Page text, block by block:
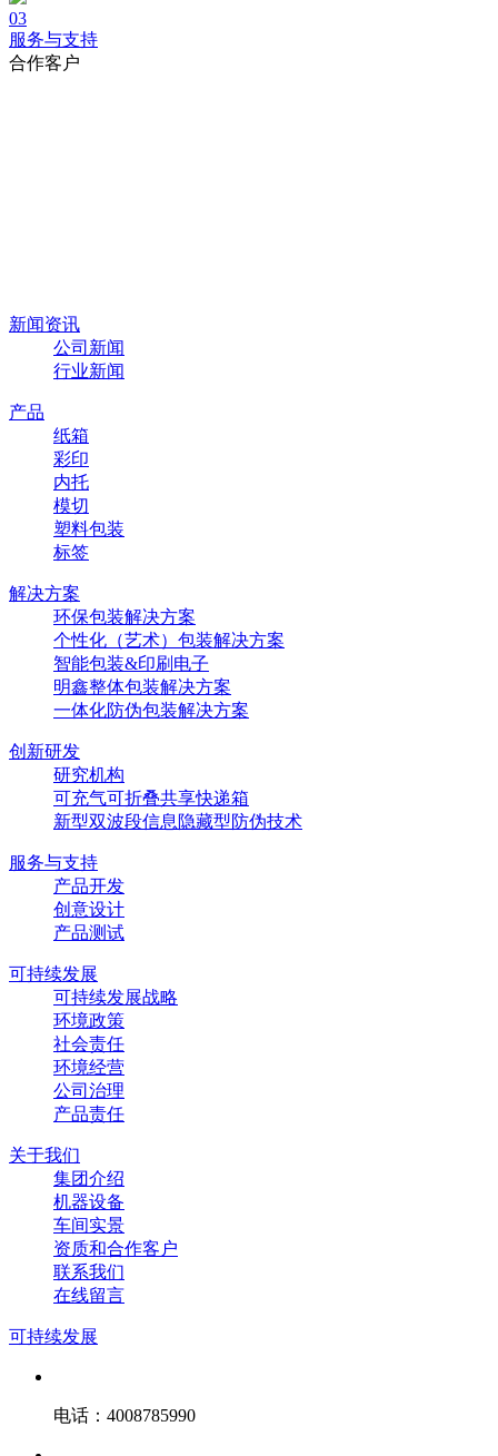
03
服务与支持
合作客户
新闻资讯
公司新闻
行业新闻
产品
纸箱
彩印
内托
模切
塑料包装
标签
解决方案
环保包装解决方案
个性化（艺术）包装解决方案
智能包装&印刷电子
明鑫整体包装解决方案
一体化防伪包装解决方案
创新研发
研究机构
可充气可折叠共享快递箱
新型双波段信息隐藏型防伪技术
服务与支持
产品开发
创意设计
产品测试
可持续发展
可持续发展战略
环境政策
社会责任
环境经营
公司治理
产品责任
关于我们
集团介绍
机器设备
车间实景
资质和合作客户
联系我们
在线留言
可持续发展
电话：4008785990